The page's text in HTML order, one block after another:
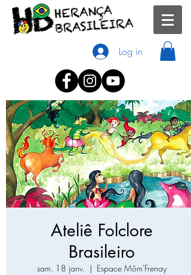
Log in
Ateliê Folclore
Brasileiro
sam. 18 janv.
  |
Espace Môm'Frenay